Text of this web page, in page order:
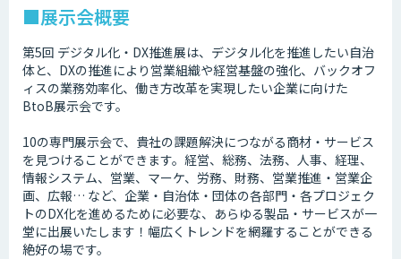
■展示会概要
第5回 デジタル化・DX推進展は、デジタル化を推進したい自治
体と、DXの推進により営業組織や経営基盤の強化、バックオフ
ィスの業務効率化、働き方改革を実現したい企業に向けた
BtoB展示会です。
10の専門展示会で、貴社の課題解決につながる商材・サービス
を見つけることができます。経営、総務、法務、人事、経理、
情報システム、営業、マーケ、労務、財務、営業推進・営業企
画、広報… など、企業・自治体・団体の各部門・各プロジェク
トのDX化を進めるために必要な、あらゆる製品・サービスが一
堂に出展いたします！幅広くトレンドを網羅することができる
絶好の場です。